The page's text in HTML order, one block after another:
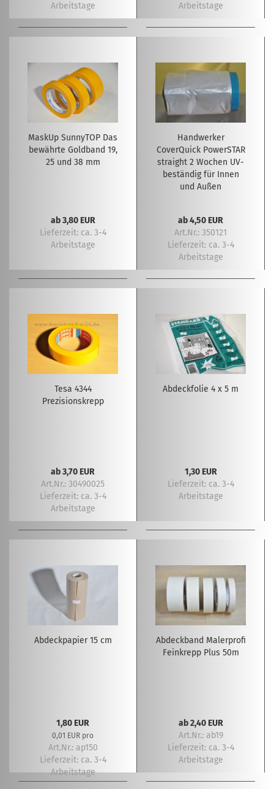
Arbeitstage
Arbeitstage
MaskUp SunnyTOP Das
bewährte Goldband 19,
25 und 38 mm
ab 3,80 EUR
Lieferzeit: ca. 3-4
Arbeitstage
Handwerker
CoverQuick PowerSTAR
straight 2 Wochen UV-
beständig für Innen
und Außen
ab 4,50 EUR
Art.Nr.: 350121
Lieferzeit: ca. 3-4
Arbeitstage
Tesa 4344
Prezisionskrepp
ab 3,70 EUR
Art.Nr.: 30490025
Lieferzeit: ca. 3-4
Arbeitstage
Abdeckfolie 4 x 5 m
1,30 EUR
Lieferzeit: ca. 3-4
Arbeitstage
Abdeckpapier 15 cm
1,80 EUR
0,01 EUR pro
Art.Nr.: ap150
Lieferzeit: ca. 3-4
Arbeitstage
Abdeckband Malerprofi
Feinkrepp Plus 50m
ab 2,40 EUR
Art.Nr.: ab19
Lieferzeit: ca. 3-4
Arbeitstage